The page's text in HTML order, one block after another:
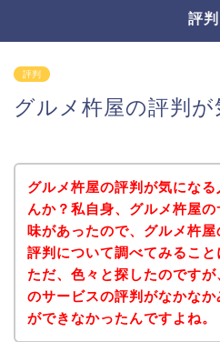
評判
評判
グルメ杵屋の評判
グルメ杵屋の評判が気にな
んか？私自身、グルメ杵屋
味があったので、グルメ杵
評判について調べてみること
ただ、色々と探したのです
のサービスの評判がなかなか
ができなかったんですよね。